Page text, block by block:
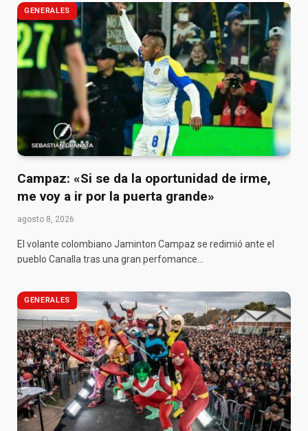
GENERALES
Campaz: «Si se da la oportunidad de irme,
me voy a ir por la puerta grande»
agosto 8, 2026
El volante colombiano Jaminton Campaz se redimió ante el
pueblo Canalla tras una gran perfomance…
GENERALES